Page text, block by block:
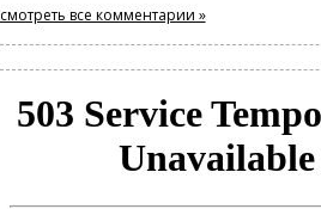
смотреть все комментарии »